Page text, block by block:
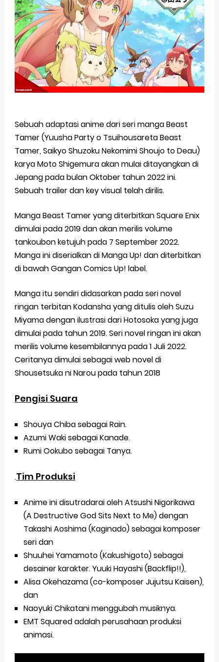
Basketball Project ZERO RISE Gets Anime
Jujutsu Kaisen Season 3 New Visual
The Case Book of Arne Reveals New Visual and Trailer
Cosmic Princess Kaguya! Upcoming Netflix Feature Anime
Saturday, 8 August
Sebuah adaptasi anime dari seri manga Beast
Tamer (Yuusha Party o Tsuihousareta Beast
Tamer, Saikyo Shuzoku Nekomimi Shoujo to Deau)
karya Moto Shigemura akan mulai ditayangkan di
Jepang pada bulan Oktober tahun 2022 ini.
Sebuah trailer dan key visual telah dirilis.
Manga Beast Tamer yang diterbitkan Square Enix
dimulai pada 2019 dan akan merilis volume
tankoubon ketujuh pada 7 September 2022.
Manga ini diserialkan di Manga Up! dan diterbitkan
di bawah Gangan Comics Up! label.
Manga itu sendiri didasarkan pada seri novel
ringan terbitan Kodansha yang ditulis oleh Suzu
Miyama dengan ilustrasi dari Hotosoka yang juga
dimulai pada tahun 2019. Seri novel ringan ini akan
merilis volume kesembilannya pada 1 Juli 2022.
Ceritanya dimulai sebagai web novel di
Shousetsuka ni Narou pada tahun 2018
Pengisi Suara
Shouya Chiba sebagai Rain.
Azumi Waki ​​sebagai Kanade.
Rumi Ookubo sebagai Tanya.
.Tim Produksi
Anime ini disutradarai oleh Atsushi Nigorikawa
(A Destructive God Sits Next to Me) dengan
Takashi Aoshima (Kaginado) sebagai komposer
seri dan
Shuuhei Yamamoto (Kakushigoto) sebagai
desainer karakter. Yuuki Hayashi (Backflip!!),
Alisa Okehazama (co-komposer Jujutsu Kaisen),
dan
Naoyuki Chikatani menggubah musiknya.
EMT Squared adalah perusahaan produksi
animasi.